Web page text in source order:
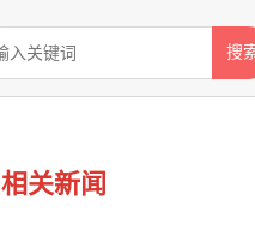
搜
相关新闻